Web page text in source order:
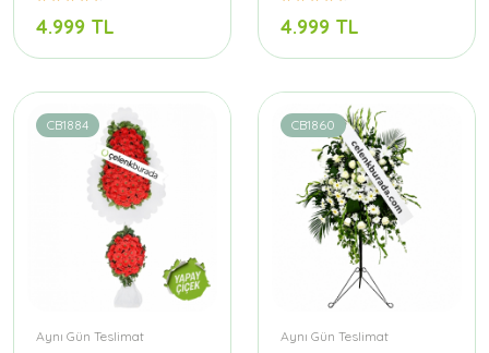
4.999 TL 4.999 TL
CB1884
Aynı Gün Teslimat
CB1860
Aynı Gün Teslimat